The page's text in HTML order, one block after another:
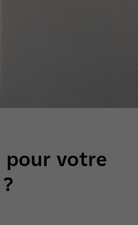
pour votre